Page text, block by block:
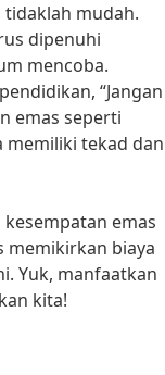
mudah.
dipenuhi
mencoba.
“Jangan
emas seperti
memiliki tekad dan
emas
memikirkan biaya
Yuk, manfaatkan
kita!